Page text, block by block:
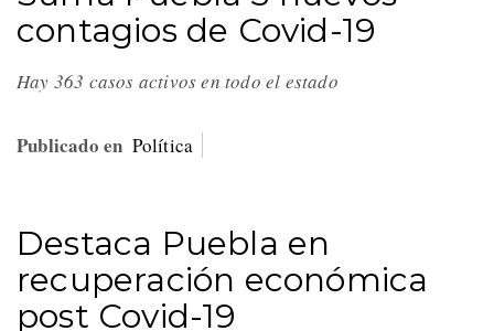
contagios de Covid-19
Hay 363 casos activos en todo el estado
Publicado en Política
Destaca Puebla en
recuperación económica
post Covid-19